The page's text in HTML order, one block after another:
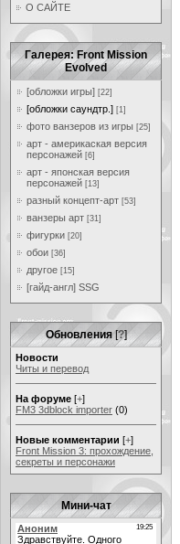
О САЙТЕ
Галерея: Front Mission
Evolved
[обложки игры] [22]
[обложки саундтр.] [1]
фото ванзеров из игры [25]
арт - америкаская версия
персонажей [6]
арт - японская версия
персонажей [13]
разный концепт-арт [53]
ванзеры арт [31]
фигурки [20]
обои [36]
другое [15]
[гайд-англ] SSG
Обновления [?]
Новости
Читы и перевод
На форуме [+]
FM3 3dblock importer (0)
Новые комментарии [+]
Front Mission 3: прохождение,
секреты и персонажи
Мини-чат